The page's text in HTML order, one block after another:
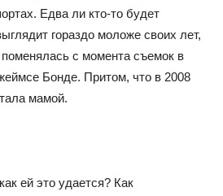
Едва ли кто-то будет
гораздо моложе своих лет,
с момента съемок в
Бонде. Притом, что в 2008
мамой.
ей это удается? Как